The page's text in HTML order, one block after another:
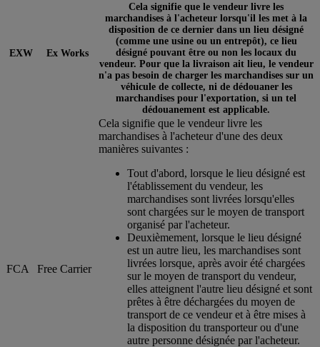
EXW Ex Works
Cela signifie que le vendeur livre les
marchandises à l'acheteur lorsqu'il les met à la
disposition de ce dernier dans un lieu désigné
(comme une usine ou un entrepôt), ce lieu
désigné pouvant être ou non les locaux du
vendeur. Pour que la livraison ait lieu, le vendeur
n'a pas besoin de charger les marchandises sur un
véhicule de collecte, ni de dédouaner les
marchandises pour l'exportation, si un tel
dédouanement est applicable.
FCA Free Carrier
Cela signifie que le vendeur livre les
marchandises à l'acheteur d'une des deux
manières suivantes :
Tout d'abord, lorsque le lieu désigné est
l'établissement du vendeur, les
marchandises sont livrées lorsqu'elles
sont chargées sur le moyen de transport
organisé par l'acheteur.
Deuxièmement, lorsque le lieu désigné
est un autre lieu, les marchandises sont
livrées lorsque, après avoir été chargées
sur le moyen de transport du vendeur,
elles atteignent l'autre lieu désigné et sont
prêtes à être déchargées du moyen de
transport de ce vendeur et à être mises à
la disposition du transporteur ou d'une
autre personne désignée par l'acheteur.